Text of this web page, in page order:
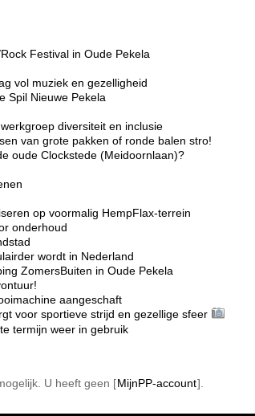
Festival in Oude Pekela
vol muziek en gezelligheid
Spil Nieuwe Pekela
diversiteit en inclusie
van grote pakken of ronde balen stro!
oude Clockstede (Meidoornlaan)?
op voormalig HempFlax-terrein
onderhoud
wordt in Nederland
ZomersBuiten in Oude Pekela
aangeschaft
voor sportieve strijd en gezellige sfeer
termijn weer in gebruik
U heeft geen [MijnPP-account].